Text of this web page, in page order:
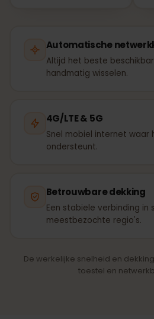
Automatische
Altijd het beste
handmatig wisselen.
4G/LTE & 5G
Snel mobiel internet waar
ondersteunt.
Betrouwbare dekking
Een stabiele verbinding in
meestbezochte regio's.
De werkelijke snelheid en
toestel en